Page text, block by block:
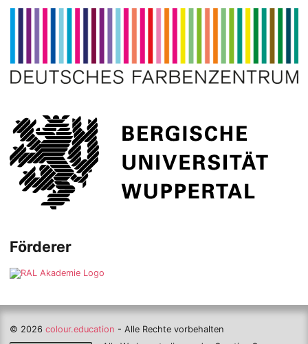
Förderer
© 2026 colour.education - Alle Rechte vorbehalten